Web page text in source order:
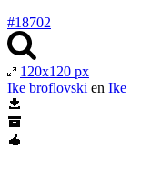
#18702
120x120 px
Ike broflovski en Ike